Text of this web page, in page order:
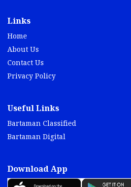
Links
Home
About Us
Contact Us
Privacy Policy
Useful Links
Bartaman Classified
Bartaman Digital
Download App